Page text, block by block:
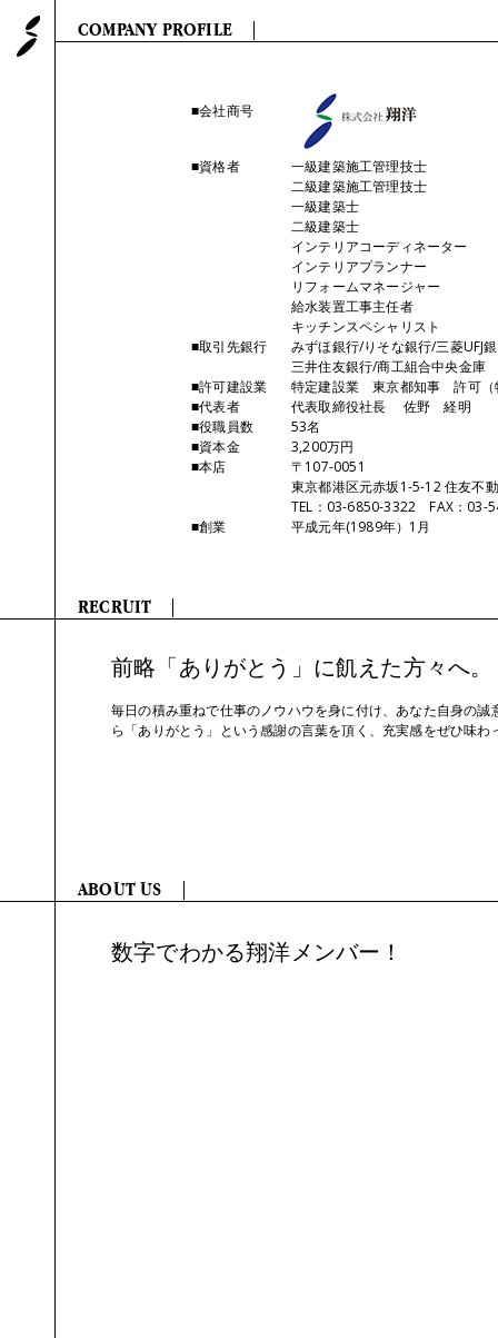
COMPANY PROFILE
■会社商号
■資格者
一級建築施工管理技士
二級建築施工管理技士
一級建築士
二級建築士
インテリアコーディネーター
インテリアプランナー
リフォームマネージャー
給水装置工事主任者
キッチンスペシャリスト
■取引先銀行
みずほ銀行/りそな銀行/三菱UFJ
三井住友銀行/商工組合中央金庫
■許可建設業
特定建設業 東京都知事 許可（
■代表者
代表取締役社長 佐野 経明
■役職員数
53名
■資本金
3,200万円
■本店
〒107-0051
東京都港区元赤坂1-5-12 住友不
TEL：03-6850-3322 FAX：03-
■創業
平成元年(1989年）1月
RECRUIT
前略「ありがとう」に飢えた方々へ。
毎日の積み重ねで仕事のノウハウを身に付け、あなた自身の
ら「ありがとう」という感謝の言葉を頂く、充実感をぜひ味わ
ABOUT US
数字でわかる翔洋メンバー！
SHOUYO 株式会社 翔洋